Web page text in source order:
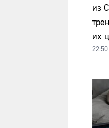
из
их